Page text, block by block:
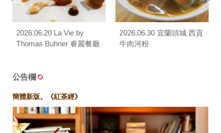
2026.06.20 La Vie by
Thomas Buhner 睿麗餐廳
2026.06.30 宜蘭頭城 西貢
牛肉河粉
公告欄
簡體新版。《紅茶經》